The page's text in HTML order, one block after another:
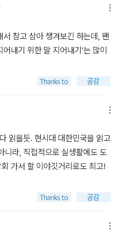
대응한다. 이제 ‘최저가’가 아니
는 늘 인간의 화두였지만 요즘만
은 없었다. 게이머가 ‘파밍’하며
를 모은다. 엉뚱하고 기 발하고
고 ‘역대급 도파민’이 매번 기
텐츠가 범람하는 오늘날 도파밍
이 인생의 가장 큰 선택이 된
는 역할이 전에 없이 달라 졌다.
형점이 이동하고 있다. 권위적
이 바뀌어가는 요즘남편, 자녀와
데렐라’를 자처하는 없던아빠들
바꾸고 있다. ● Expandi
스핀오프 프로젝트 영
핀오프가 이제 산업 전반으로 확
유동적인 전략으로 새로운 비즈
참고 삼아 챙겨보긴 하는데, 왠
내기 위한 말 지어내기‘는 많이
읽을듯. 현시대 대한민국을 읽고
니라, 직접적으로 실생활에도 도
가서 할 이야깃거리로도 최고!